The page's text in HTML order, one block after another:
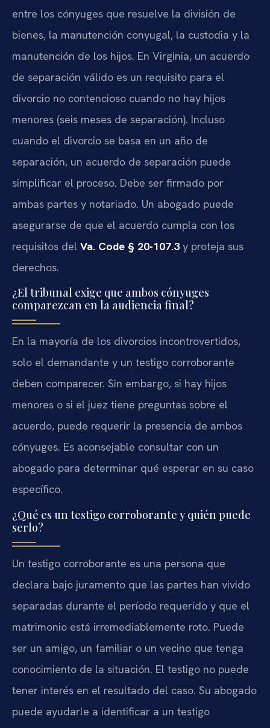
entre los cónyuges que resuelve la división de
bienes, la manutención conyugal, la custodia y la
manutención de los hijos. En Virginia, un acuerdo
de separación válido es un requisito para el
divorcio no contencioso cuando no hay hijos
menores (seis meses de separación). Incluso
cuando el divorcio se basa en un año de
separación, un acuerdo de separación puede
simplificar el proceso. Debe ser firmado por
ambas partes y notariado. Un abogado puede
asegurarse de que el acuerdo cumpla con los
requisitos del Va. Code § 20-107.3y proteja sus
derechos.
¿El tribunal exige que ambos cónyuges
comparezcan en la audiencia final?
En la mayoría de los divorcios incontrovertidos,
solo el demandante y un testigo corroborante
deben comparecer. Sin embargo, si hay hijos
menores o si el juez tiene preguntas sobre el
acuerdo, puede requerir la presencia de ambos
cónyuges. Es aconsejable consultar con un
abogado para determinar qué esperar en su caso
específico.
¿Qué es un testigo corroborante y quién puede
serlo?
Un testigo corroborante es una persona que
declara bajo juramento que las partes han vivido
separadas durante el período requerido y que el
matrimonio está irremediablemente roto. Puede
ser un amigo, un familiar o un vecino que tenga
conocimiento de la situación. El testigo no puede
tener interés en el resultado del caso. Su abogado
puede ayudarle a identificar a un testigo